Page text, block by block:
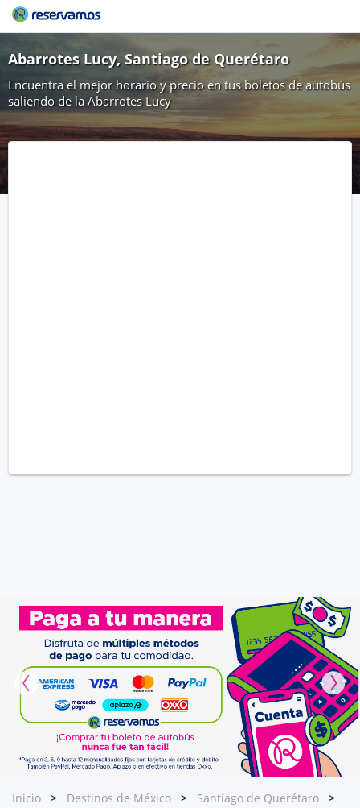
Abarrotes Lucy, Santiago de Querétaro
Encuentra el mejor horario y precio en tus boletos de autobús
saliendo de la Abarrotes Lucy
Inicio Destinos de México
Santiago de Querétaro